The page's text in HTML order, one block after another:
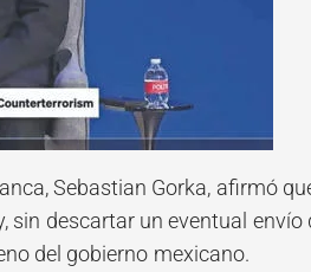
Sebastian Gorka, afirmó
sin descartar un eventual
del gobierno mexicano.